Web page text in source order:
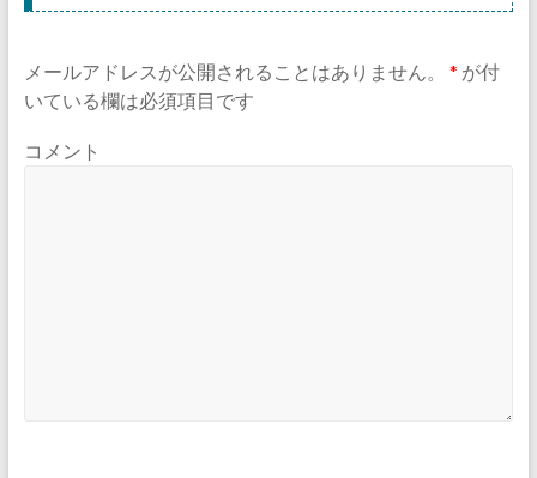
メールアドレスが公開されることはありません。 * が付
いている欄は必須項目です
コメント